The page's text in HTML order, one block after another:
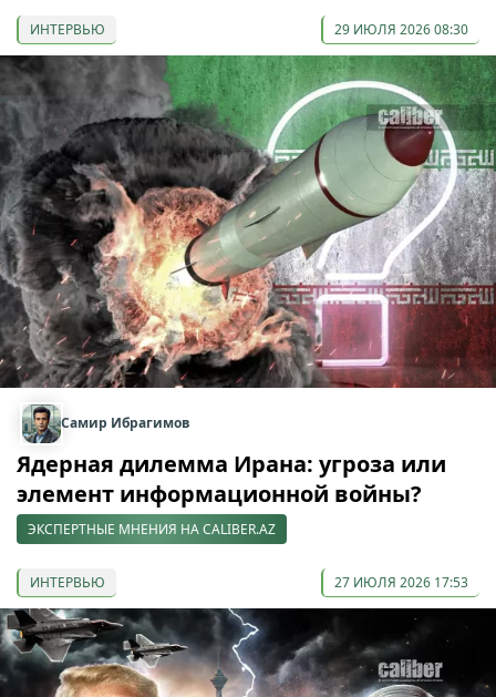
ИНТЕРВЬЮ 29 ИЮЛЯ 2026 08:30
Самир Ибрагимов
Ядерная дилемма Ирана: угроза или
элемент информационной войны?
ЭКСПЕРТНЫЕ МНЕНИЯ НА CALIBER.AZ
ИНТЕРВЬЮ 27 ИЮЛЯ 2026 17:53